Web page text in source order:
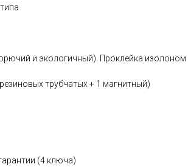
и экологичный). Проклейка изолоном
трубчатых + 1 магнитный)
(4 ключа)